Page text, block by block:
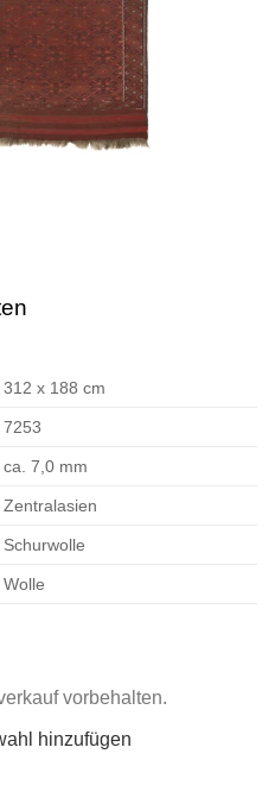
312 x 188 cm
7253
ca. 7,0 mm
Zentralasien
Schurwolle
Wolle
vorbehalten.
hinzufügen